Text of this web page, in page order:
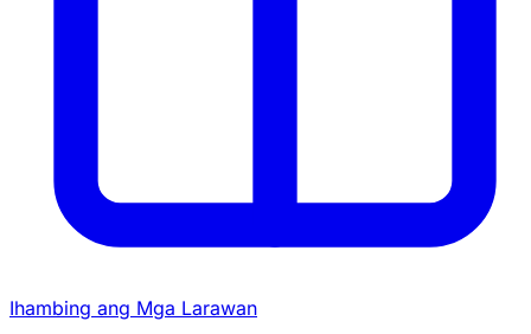
Ihambing ang Mga Larawan